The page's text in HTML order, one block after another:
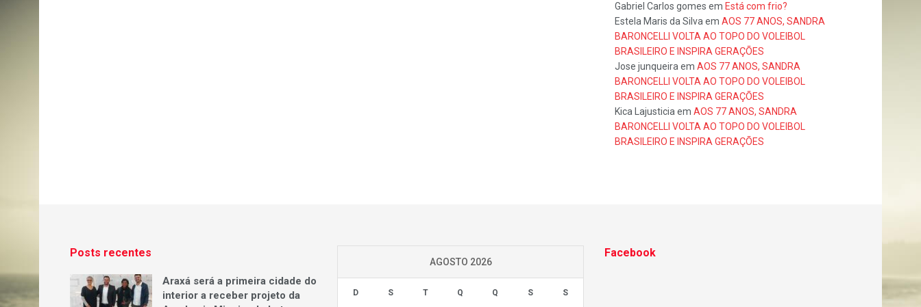
Gabriel Carlos gomes em Está com frio?
Estela Maris da Silva em AOS 77 ANOS, SANDRA
BARONCELLI VOLTA AO TOPO DO VOLEIBOL
BRASILEIRO E INSPIRA GERAÇÕES
Jose junqueira em AOS 77 ANOS, SANDRA
BARONCELLI VOLTA AO TOPO DO VOLEIBOL
BRASILEIRO E INSPIRA GERAÇÕES
Kica Lajusticia em AOS 77 ANOS, SANDRA
BARONCELLI VOLTA AO TOPO DO VOLEIBOL
BRASILEIRO E INSPIRA GERAÇÕES
Posts recentes
Araxá será a primeira cidade do
interior a receber projeto da
AGOSTO 2026
D S T Q Q S S
Facebook